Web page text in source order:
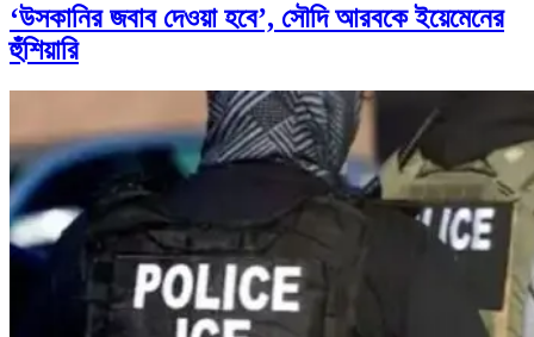
‘উসকানির জবাব দেওয়া হবে’, সৌদি আরবকে ইয়েমেনের
হুঁশিয়ারি